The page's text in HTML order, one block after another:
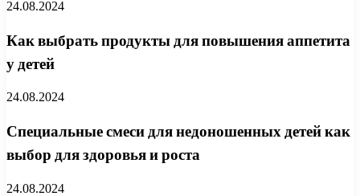
24.08.2024
Как выбрать продукты для повышения аппетита
у детей
24.08.2024
Специальные смеси для недоношенных детей как
выбор для здоровья и роста
24.08.2024